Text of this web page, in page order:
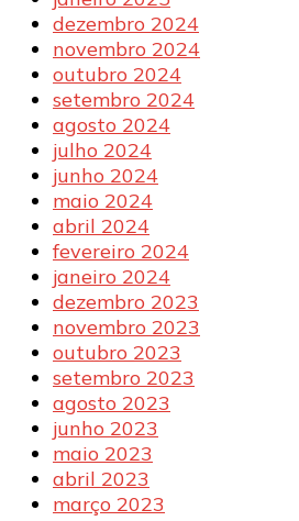
dezembro 2024
novembro 2024
outubro 2024
setembro 2024
agosto 2024
julho 2024
junho 2024
maio 2024
abril 2024
fevereiro 2024
janeiro 2024
dezembro 2023
novembro 2023
outubro 2023
setembro 2023
agosto 2023
junho 2023
maio 2023
abril 2023
março 2023